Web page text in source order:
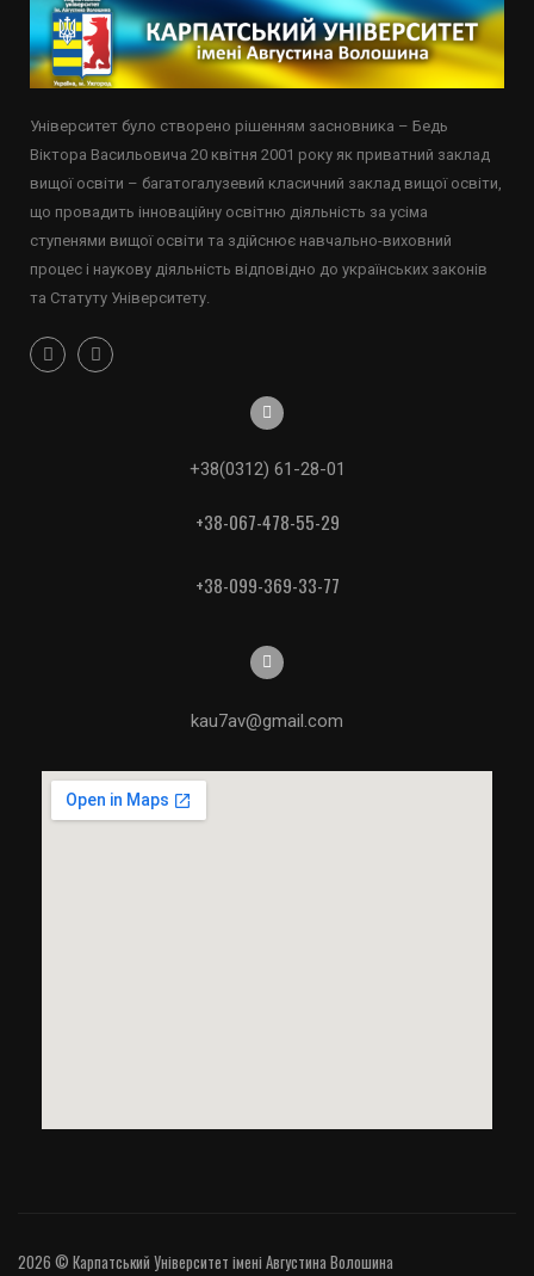
Університет було створено рішенням засновника – Бедь
Віктора Васильовича 20 квітня 2001 року як приватний заклад
вищої освіти – багатогалузевий класичний заклад вищої освіти,
що провадить інноваційну освітню діяльність за усіма
ступенями вищої освіти та здійснює навчально-виховний
процес і наукову діяльність відповідно до українських законів
та Статуту Університету.
+38(0312) 61-28-01
+38-067-478-55-29
+38-099-369-33-77
kau7av@gmail.com
2026 © Карпатський Університет імені Августина Волошина